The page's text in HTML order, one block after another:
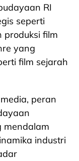
RI
seperti
film
yang
film sejarah
peran
mendalam
industri